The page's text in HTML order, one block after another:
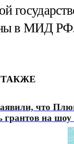
в МИД
что
грантов на шоу